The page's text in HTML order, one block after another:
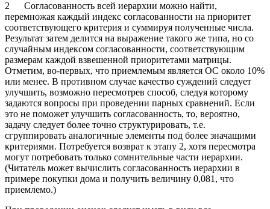
2 Согласованность всей иерархии можно найти,
перемножая каждый индекс согласованности на приоритет
соответствующего критерия и суммируя полученные числа.
Результат затем делится на выражение такого же типа, но со
случайным индексом согласованности, соответствующим
размерам каждой взвешенной приоритетами матрицы.
Отметим, во-первых, что приемлемым является ОС около 10%
или менее. В противном случае качество суждений следует
улучшить, возможно пересмотрев способ, следуя которому
задаются вопросы при проведении парных сравнений. Если
это не поможет улучшить согласованность, то, вероятно,
задачу следует более точно структурировать, т.е.
сгруппировать аналогичные элементы под более значащими
критериями. Потребуется возврат к этапу 2, хотя пересмотра
могут потребовать только сомнительные части иерархии.
(Читатель может вычислить согласованность иерархии в
примере покупки дома и получить величину 0,081, что
приемлемо.)